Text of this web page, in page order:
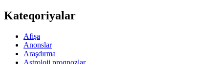
Kateqoriyalar
Afişa
Anonslar
Araşdırma
Astroloji proqnozlar